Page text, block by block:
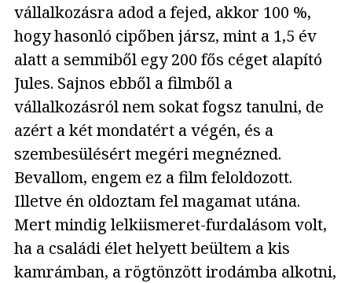
vállalkozásra adod a fejed, akkor 100 %,
hogy hasonló cipőben jársz, mint a 1,5 év
alatt a semmiből egy 200 fős céget alapító
Jules. Sajnos ebből a filmből a
vállalkozásról nem sokat fogsz tanulni, de
azért a két mondatért a végén, és a
szembesülésért megéri megnézned.
Bevallom, engem ez a film feloldozott.
Illetve én oldoztam fel magamat utána.
Mert mindig lelkiismeret-furdalásom volt,
ha a családi élet helyett beültem a kis
kamrámban, a rögtönzött irodámba alkotni,